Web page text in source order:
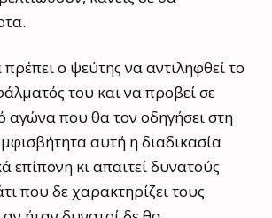
ο ψεύτης να αντιληφθεί το
του και να προβεί σε
αγώνα που θα τον οδηγήσει στη
αυτή η διαδικασία
επίπονη κι απαιτεί δυνατούς
που δε χαρακτηρίζει τους